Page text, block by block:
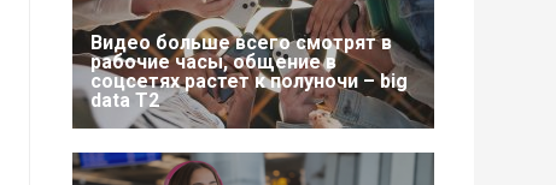
Видео больше всего смотрят в
рабочие часы, общение в
соцсетях растет к полуночи – big
data T2